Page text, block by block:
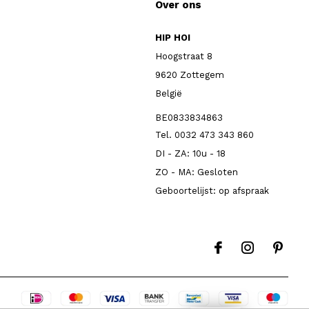
Over ons
HIP HOI
Hoogstraat 8
9620 Zottegem
België
BE0833834863
Tel. 0032 473 343 860
DI - ZA: 10u - 18
ZO - MA: Gesloten
Geboortelijst: op afspraak